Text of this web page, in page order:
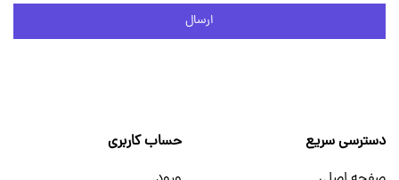
ارسال
دسترسی سریع
حساب کاربری